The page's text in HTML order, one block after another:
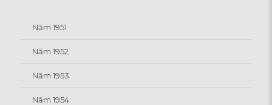
Năm 1951
Năm 1952
Năm 1953
Năm 1954